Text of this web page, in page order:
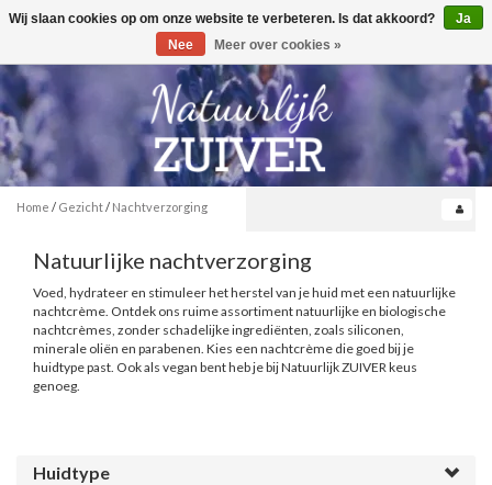
Toggle
0
Home / Gezicht/ Nachtverzorging
Natuurlijke nachtverzorging
Voed, hydrateer en stimuleer het herstel van je huid met een natuurlijke
nachtcrème. Ontdek ons ruime assortiment natuurlijke en biologische
nachtcrèmes, zonder schadelijke ingrediënten, zoals siliconen,
minerale oliën en parabenen. Kies een nachtcrème die goed bij je
huidtype past. Ook als vegan bent heb je bij Natuurlijk ZUIVER keus
genoeg.
Huidtype
Wij slaan cookies op om onze website te verbeteren. Is dat akkoord?
Ja
Nee
Meer over cookies »